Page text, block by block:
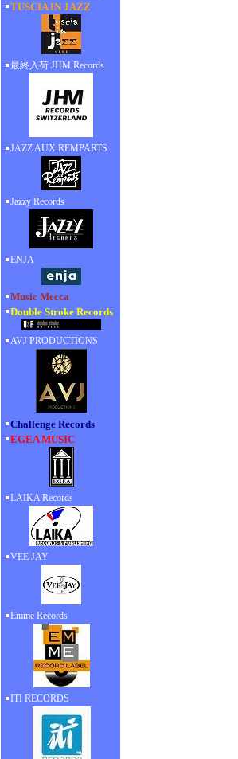
TUSCIA IN JAZZ
最終入荷 JHM Records
JAZZ AUX REMPARTS
Jazzy Records
ENJA
Music Mecca
Double Stroke Records
AVJ PRODUCTIONS
Challenge Records
EGEA MUSIC
LAIKA Records
VEE JAY
Emme Records
ITI RECORDS